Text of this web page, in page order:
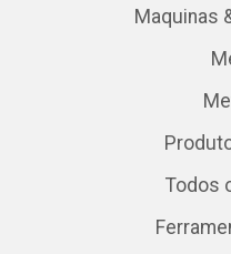
Maquinas
Todos